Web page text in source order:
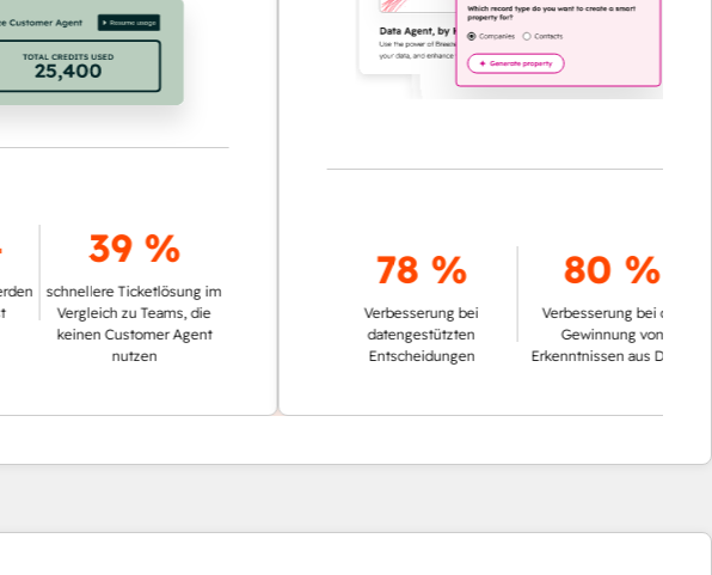
39 %
schnellere Ticketlösung im
Vergleich zu Teams, die
keinen Customer Agent
nutzen
78 %
Verbesserung bei
datengestützten
Entscheidungen
80 %
Verbesserung bei der
Gewinnung von
Erkenntnissen aus Daten